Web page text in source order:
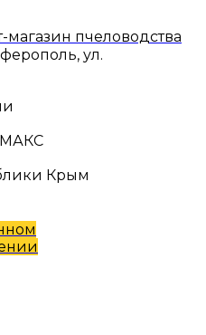
магазин пчеловодства
ул.
МАКС
Крым